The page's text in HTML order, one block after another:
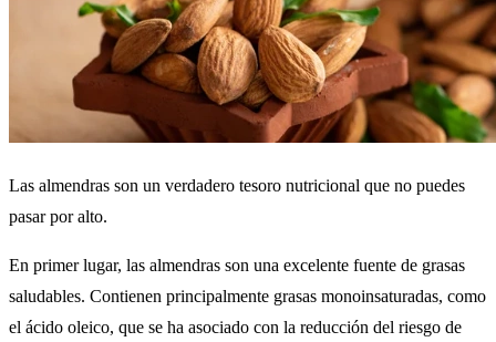
Las almendras son un verdadero tesoro nutricional que no puedes
pasar por alto.
En primer lugar, las almendras son una excelente fuente de grasas
saludables. Contienen principalmente grasas monoinsaturadas, como
el ácido oleico, que se ha asociado con la reducción del riesgo de